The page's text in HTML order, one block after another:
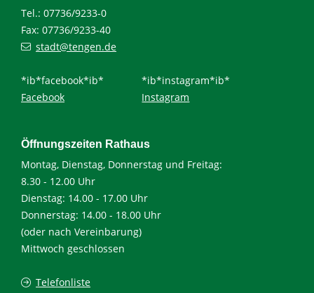
Tel.: 07736/9233-0
Fax: 07736/9233-40
stadt@tengen.de
*ib*facebook*ib*
Facebook
*ib*instagram*ib*
Instagram
Öffnungszeiten Rathaus
Montag, Dienstag, Donnerstag und Freitag:
8.30 - 12.00 Uhr
Dienstag: 14.00 - 17.00 Uhr
Donnerstag: 14.00 - 18.00 Uhr
(oder nach Vereinbarung)
Mittwoch geschlossen
Telefonliste